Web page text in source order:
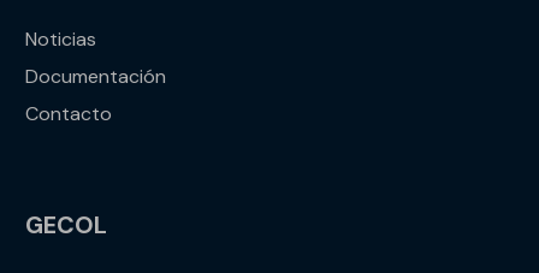
Noticias
Documentación
Contacto
GECOL